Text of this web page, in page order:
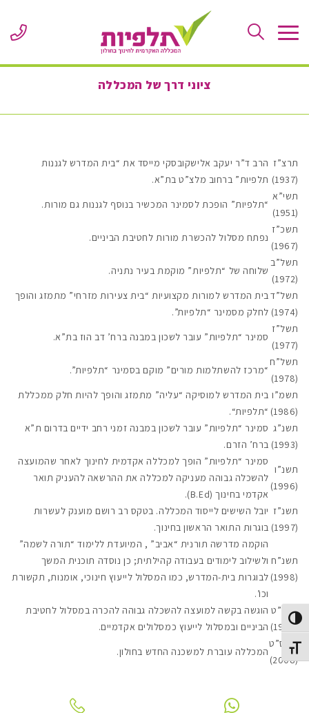
Content
Toggle High Contrast
Toggle Font size
ציוני דרך של המכללה
תרצ”ז
(1937)
הרב ד”ר יעקב אלישקובסקי מייסד את “בית המדרש לגננות
תלפיות” ברחוב מלצ”ט בת”א.
תשי”א
(1951)
“תלפיות” הופכת לסמינר המכשיר בנוסף לגננות גם מורות.
תשכ”ז
(1967)
נפתח מסלול להכשרת מורות לחטיבת הביניים.
תשל”ב
(1972)
שלוחה של “תלפיות” מוקמת בעיר נתניה.
תשל”ד
(1974)
בית המדרש למורות מקצועיות “בית צעירות מזרחי” מתמזג והופך
לחלק מסמינר “תלפיות”.
תשל”ז
(1977)
סמינר “תלפיות” עובר לשכון במבנה ברח’ דב הוז בת”א.
תשל”ח
(1978)
“מרכז להשתלמות מורים” מוקם בסמינר “תלפיות”.
תשמ”ו
(1986)
בית המדרש למוסיקה “עליה” מתמזג והופך להיות חלק ממכללת
“תלפיות“
.
תשנ”ג
(1993)
סמינר “תלפיות” עובר לשכון במבנה זמני רחב ידיים בדרום ת”א
ברח’ הזרם.
תשנ”ו
(1996)
סמינר “תלפיות” הופך למכללה אקדמית לחינוך לאחר שהמועצה
להשכלה גבוהה מעניקה למכללה את ההרשאה להעניק תואר
אקדמי בחינוך (B.Ed).
תשנ”ז
(1997)
יובל השישים לייסוד המכללה. בטקס רב רושם מוענק לעשרות
בוגרות התואר הראשון בחינוך.
תשנ”ח
(1998)
הוקמה מדרשה תורנית “אביב” , המיועדת ללימוד “תורה לשמה”
ולשילוב לימודים בעבודה קהילתית; כן נוסדה תוכנית המשך
לבוגרות בית-המדרש, כמו המסלול לייעוץ חינוכי, אומנות, תקשורת
וכו’.
תשנ”ט
(1999)
הוגשה בקשה למועצה להשכלה גבוהה להכרה במסלול לחטיבת
הביניים ובמסלול לייעוץ כמסלולים אקדמיים.
תשס”ט
(2008)
המכללה עוברת למשכנה החדש בחולון.